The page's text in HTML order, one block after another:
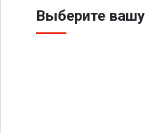
Выберите